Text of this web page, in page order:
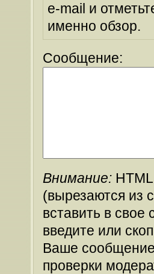
e-mail и
именно обзор.
Сообщение:
Внимание:
(вырезаются из
вставить в
введите или
Ваше
проверки